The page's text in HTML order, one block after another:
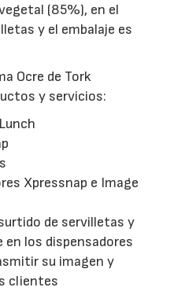
(85%), en el
y el embalaje es
Ocre de Tork
y servicios:
Xpressnap e Image
de servilletas y
en los dispensadores
su imagen y
clientes